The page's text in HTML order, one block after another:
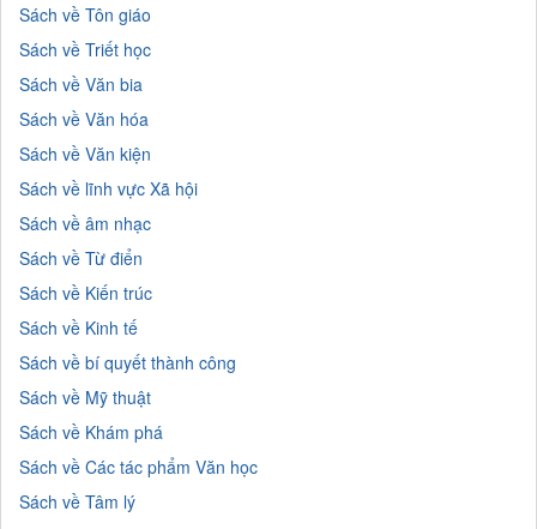
Sách về Tôn giáo
Sách về Triết học
Sách về Văn bia
Sách về Văn hóa
Sách về Văn kiện
Sách về lĩnh vực Xã hội
Sách về âm nhạc
Sách về Từ điển
Sách về Kiến trúc
Sách về Kinh tế
Sách về bí quyết thành công
Sách về Mỹ thuật
Sách về Khám phá
Sách về Các tác phẩm Văn học
Sách về Tâm lý